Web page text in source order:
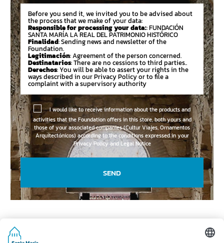
Before you send it, we invited you to be advised about
the process that we make of your data:
Responsible for processing your data:: FUNDACIÓN
SANTA MARÍA LA REAL DEL PATRIMONIO HISTÓRICO
Finalidad: Sending news and newsletter of the
Foundation.
Legitimación: Agreement of the person concerned.
Destinatarios: There are no cessions to third parties..
Derechos: You will be able to assert your rights in the
ways described in our Privacy Policy or to file a
complaint with a supervisory authority
I would like to receive information about the products and
activities that the Foundation offers in this store, both yours and
those of your associated companies (Cultur Viajes, Ornamentos
Arquitectónicos) according to the conditions expressed in your
Privacy Policy and Legal Notice
SEND